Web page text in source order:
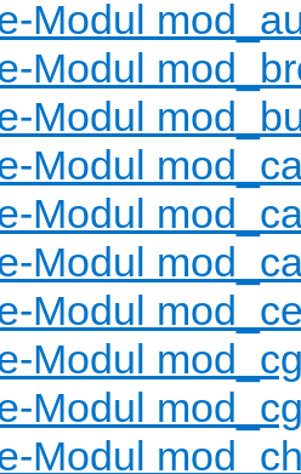
Modul
Modul
Modul
Modul
Modul
Modul
Modul
Modul
Modul
Modul